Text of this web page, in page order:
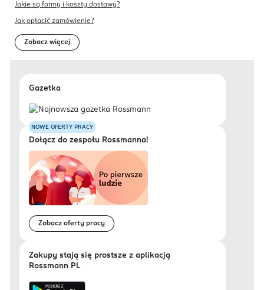
Jakie są formy i koszty dostawy?
Jak opłacić zamówienie?
Zobacz więcej
Gazetka
NOWE OFERTY PRACY
Dołącz do zespołu Rossmanna!
Zobacz oferty pracy
Zakupy stają się prostsze z aplikacją
Rossmann PL